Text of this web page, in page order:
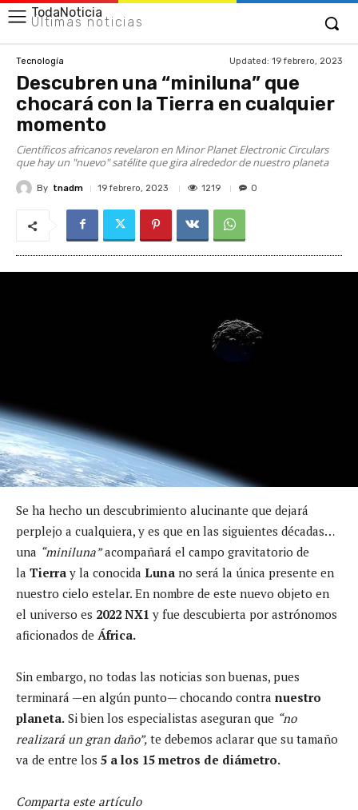
TodaNoticia
Últimas noticias
Tecnología Updated: 19 febrero, 2023
Descubren una “miniluna” que
chocará con la Tierra en cualquier
momento
Científicos africanos revelaron en Minor Planet Electronic Circulars
que hay un "nuevo" satélite que gira alrededor de nuestro planeta
By tnadm 19 febrero, 2023 1219 0
Se ha hecho un descubrimiento alucinante que dejará
perplejo a cualquiera, y es que en las siguientes décadas…
una “miniluna”acompañará el campo gravitatorio de
la Tierra y la conocida Luna no será la única presente en
nuestro cielo estelar. En nombre de este nuevo objeto en
el universo es 2022 NX1 y fue descubierta por astrónomos
aficionados de África.
Sin embargo, no todas las noticias son buenas, pues
terminará —en algún punto— chocando contra nuestro
planeta. Si bien los especialistas aseguran que “no
realizará un gran daño”, te debemos aclarar que su tamaño
va de entre los 5 a los 15 metros de diámetro.
Comparta este artículo